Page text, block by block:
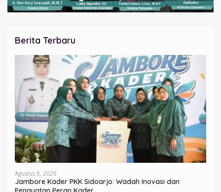
Berita Terbaru
Agustus 6, 2026
Jambore Kader PKK Sidoarjo: Wadah Inovasi dan